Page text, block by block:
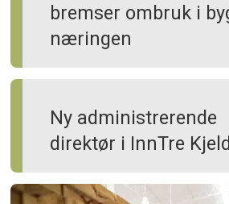
bremser ombruk i
næringen
Ny administrerende
direktør i InnTre